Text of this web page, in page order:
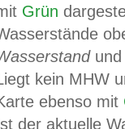
Grün
und
kein MHW
ebenso mit
der aktuelle